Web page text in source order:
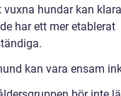
hundar kan
har ett mer etablerat
kan vara ensam